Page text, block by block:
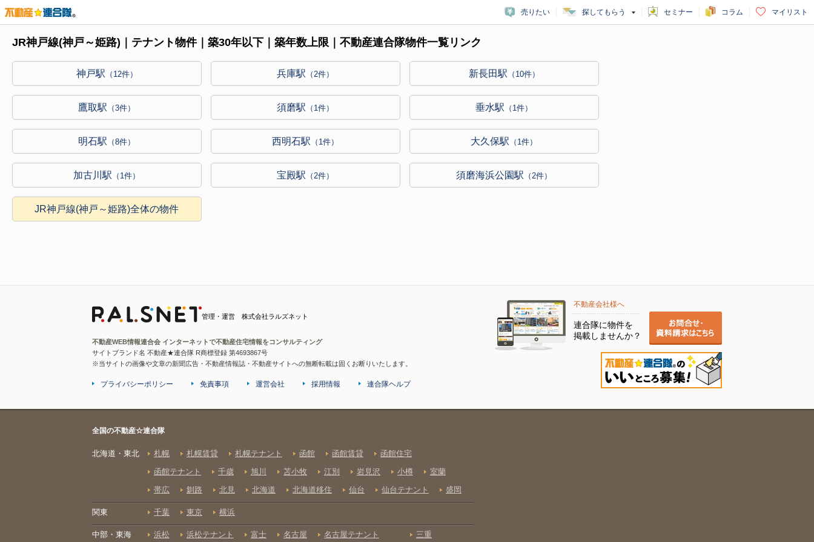
売りたい 探してもらう セミナー コラム マイリスト
JR神戸線(神戸～姫路)｜テナント物件｜築30年以下｜築年数上限｜不動産連合隊物件一覧リンク
神戸駅 （12件） 兵庫駅 （2件） 新長田駅 （10件）
鷹取駅 （3件） 須磨駅 （1件） 垂水駅 （1件）
明石駅 （8件） 西明石駅 （1件） 大久保駅 （1件）
加古川駅 （1件） 宝殿駅 （2件） 須磨海浜公園駅 （2件）
JR神戸線(神戸～姫路)全体の物件
管理・運営 株式会社ラルズネット
不動産WEB情報連合会 インターネットで不動産住宅情報をコンサルティング
サイトブランド名 不動産★連合隊 R商標登録 第4693867号
※当サイトの画像や文章の新聞広告・不動産情報誌・不動産サイトへの無断転載は固くお断りいたします。
不動産会社様へ
連合隊に物件を
掲載しませんか？
プライバシーポリシー 免責事項 運営会社 採用情報 連合隊ヘルプ